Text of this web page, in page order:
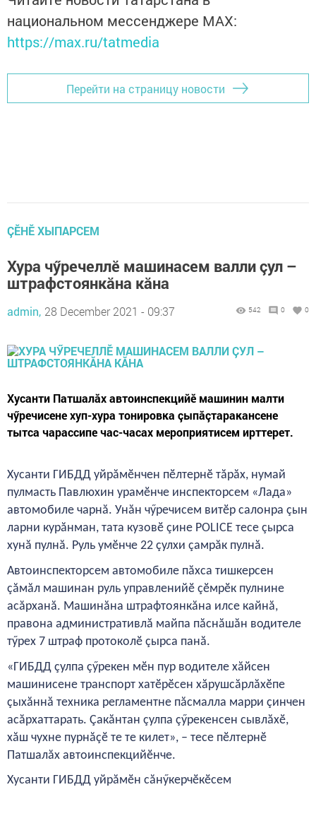
национальном мессенджере MАХ:
https://max.ru/tatmedia
Перейти на страницу новости
ÇӖНӖ ХЫПАРСЕМ
Хура чӳречеллӗ машинасем валли çул –
штрафстоянкăна кăна
admin, 28 December 2021 - 09:37 542 0 0
Хусанти Патшалăх автоинспекцийӗ машинин малти
чӳречисене хуп-хура тонировка çыпăçтаракансене
тытса чарассипе час-часах мероприятисем ирттерет.
Хусанти ГИБДД уйрăмӗнчен пӗлтернӗ тăрăх, нумай
пулмасть Павлюхин урамӗнче инспекторсем «Лада»
автомобиле чарнă. Унăн чӳречисем витӗр салонра çын
ларни курăнман, тата кузовӗ çине POLICE тесе çырса
хунă пулнă. Руль умӗнче 22 çулхи çамрăк пулнă.
Автоинспекторсем автомобиле пăхса тишкерсен
çăмăл машинан руль управленийӗ çӗмрӗк пулнине
асăрханă. Машинăна штрафтоянкăна илсе кайнă,
правона административлă майпа пăснăшăн водителе
тӳрех 7 штраф протоколӗ çырса панă.
«ГИБДД çулпа çӳрекен мӗн пур водителе хăйсен
машинисене транспорт хатӗрӗсен хăрушсăрлăхӗпе
çыхăннă техника регламентне пăсмалла марри çинчен
асăрхаттарать. Çакăнтан çулпа çӳрекенсен сывлăхӗ,
хăш чухне пурнăçӗ те те килет», – тесе пӗлтернӗ
Патшалăх автоинспекцийӗнче.
Хусанти ГИБДД уйрăмӗн сăнӳкерчӗкӗсем